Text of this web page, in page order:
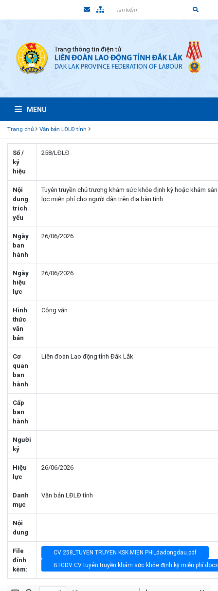
MENU
Trang chủ Văn bản LĐLĐ tỉnh
Số /
ký
hiệu
258/LÐLÐ
Nội
dung
trích
yếu
Tuyên truyền chủ trương khám sức khỏe định kỳ hoặc khám
lọc miễn phí cho người dân trên địa bàn tỉnh
Ngày
ban
hành
26/06/2026
Ngày
hiệu
lực
26/06/2026
Hình
thức
văn
bản
Công văn
Cơ
quan
ban
hành
Liên đoàn Lao động tỉnh Đắk Lắk
Cấp
ban
hành
Người
ký
Hiệu
lực
26/06/2026
Danh
mục
Văn bản LĐLĐ tỉnh
Nội
dung
File
đính
kèm:
CV 258_TUYEN TRUYEN KSK MIEN PHI_dadongdau.pdf
BTGDV CV tuyên truyền khám sức khỏe định kỳ miễn phí.docx